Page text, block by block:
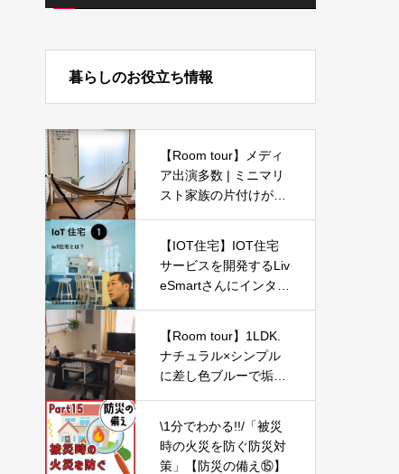
暮らしのお役立ち情報
【Room tour】メディ
ア出演多数 | ミニマリ
スト家族の片付けがし
ディア | 3LDK5人暮ら
し
【IOT住宅】IOT住宅
サービスを開発するLiv
eSmartさんにインタビ
【Room tour】1LDK.
ナチュラル×シンプル
に差し色ブルーで垢抜
\1分でわかる!!/「被災
時の火災を防ぐ防災対
策」【防災の備え⑮】